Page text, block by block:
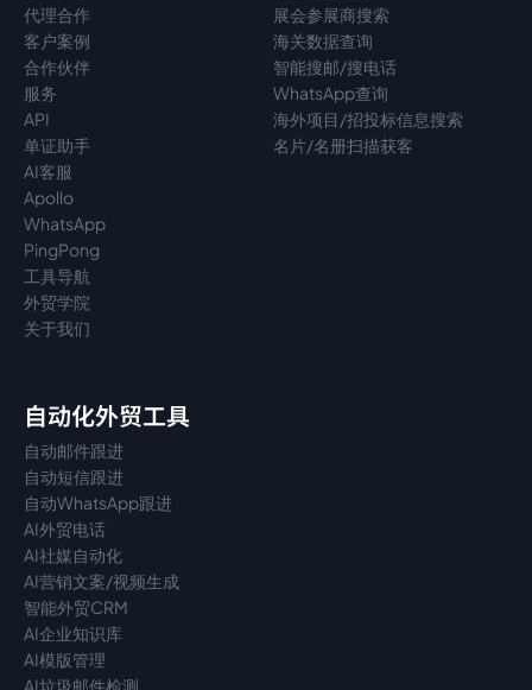
代理合作
客户案例
合作伙伴
服务
API
单证助手
AI客服
Apollo
WhatsApp
PingPong
工具导航
外贸学院
关于我们
展会参展商搜索
海关数据查询
智能搜邮/搜电话
WhatsApp查询
海外项目/招投标信息搜索
名片/名册扫描获客
自动化外贸工具
自动邮件跟进
自动短信跟进
自动WhatsApp跟进
AI外贸电话
AI社媒自动化
AI营销文案/视频生成
智能外贸CRM
AI企业知识库
AI模版管理
AI垃圾邮件检测